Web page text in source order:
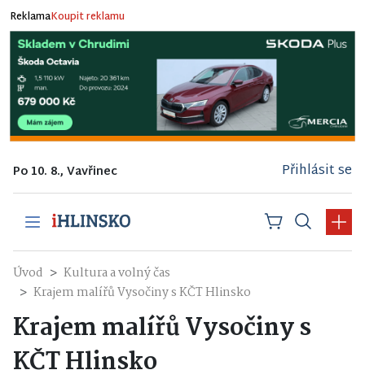
ReklamaKoupit reklamu
Po 10. 8., Vavřinec Přihlásit se
Úvod
Kultura a volný čas
Krajem malířů Vysočiny s KČT Hlinsko
Krajem malířů Vysočiny s
KČT Hlinsko